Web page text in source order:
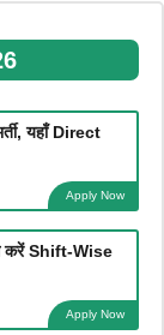
यहाँ Direct
Apply Now
करें Shift-Wise
Apply Now